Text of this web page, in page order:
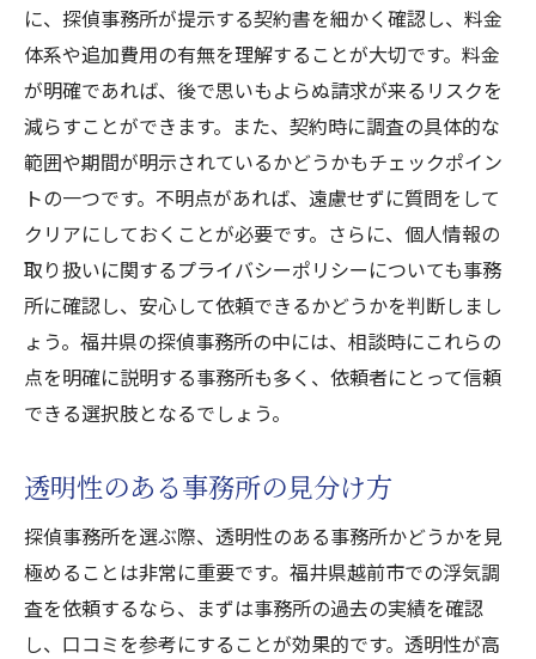
に、探偵事務所が提示する契約書を細かく確認し、料金
体系や追加費用の有無を理解することが大切です。料金
が明確であれば、後で思いもよらぬ請求が来るリスクを
減らすことができます。また、契約時に調査の具体的な
範囲や期間が明示されているかどうかもチェックポイン
トの一つです。不明点があれば、遠慮せずに質問をして
クリアにしておくことが必要です。さらに、個人情報の
取り扱いに関するプライバシーポリシーについても事務
所に確認し、安心して依頼できるかどうかを判断しまし
ょう。福井県の探偵事務所の中には、相談時にこれらの
点を明確に説明する事務所も多く、依頼者にとって信頼
できる選択肢となるでしょう。
透明性のある事務所の見分け方
探偵事務所を選ぶ際、透明性のある事務所かどうかを見
極めることは非常に重要です。福井県越前市での浮気調
査を依頼するなら、まずは事務所の過去の実績を確認
し、口コミを参考にすることが効果的です。透明性が高